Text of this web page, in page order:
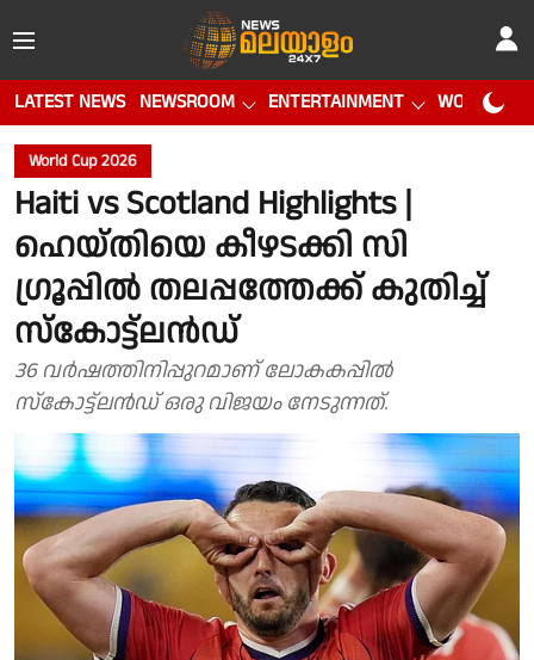
LATEST NEWS NEWSROOM ENTERTAINMENT WORLD CUP
World Cup 2026
Haiti vs Scotland Highlights |
ഹെയ്തിയെ കീഴടക്കി സി
ഗ്രൂപ്പിൽ തലപ്പത്തേക്ക് കുതിച്ച്
സ്കോട്ട്‌ലൻഡ്
36 വർഷത്തിനിപ്പുറമാണ് ലോകകപ്പിൽ
സ്കോട്ട്ലൻഡ് ഒരു വിജയം നേടുന്നത്.